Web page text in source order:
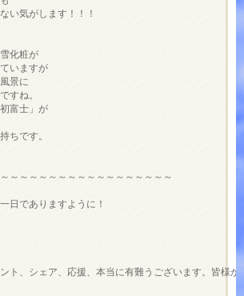
い気がします！！！
化粧が
いますが
景に
すね。
富士」が
ちです。
～～～～～～～～～～～～～～～～～
日でありますように！
ト、シェア、応援、本当に有難うございます。皆様